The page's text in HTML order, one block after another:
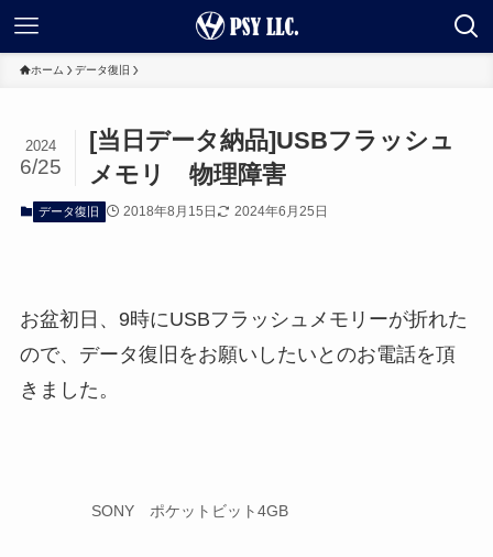
ホーム データ復旧
[当日データ納品]USBフラッシュ
メモリ 物理障害
2024
6/25
データ復旧 2018年8月15日 2024年6月25日
お盆初日、9時にUSBフラッシュメモリーが折れた
ので、データ復旧をお願いしたいとのお電話を頂
きました。
SONY ポケットビット4GB